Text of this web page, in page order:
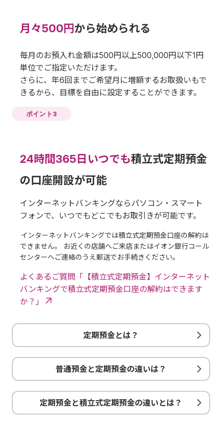
月々500円から始められる
毎月のお預入れ金額は500円以上500,000円以下1円
単位でご指定いただけます。
さらに、年6回までご希望月に増額するお取扱いもで
きるから、目標を自由に設定することができます。
ポイント3
24時間365日いつでも積立式定期預金
の口座開設が可能
インターネットバンキングならパソコン・スマート
フォンで、いつでもどこでもお取引きが可能です。
インターネットバンキングでは積立式定期預金口座の解約は
できません。 お近くの店舗へご来店またはイオン銀行コール
センターへご連絡のうえ郵送でお手続きください。
よくあるご質問「【積立式定期預金】インターネット
バンキングで積立式定期預金口座の解約はできます
か？」
定期預金とは？
普通預金と定期預金の違いは？
定期預金と積立式定期預金の違いとは？